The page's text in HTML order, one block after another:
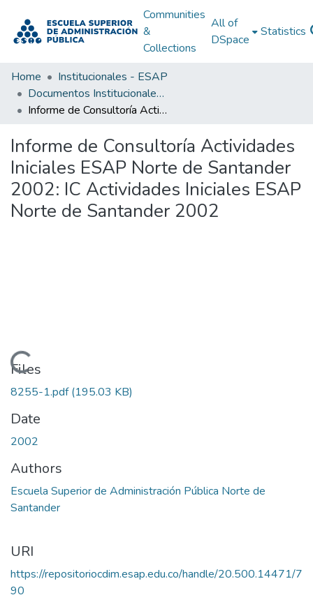
Communities
&
Collections
All of
DSpace
Statistics
Home
Institucionales - ESAP
Documentos Institucionales - ESAP
Informe de Consultoría Actividades Iniciales ESAP Norte de Santander 2002: IC Actividades Iniciales ESAP Norte de Santander 2002
Informe de Consultoría Actividades
Iniciales ESAP Norte de Santander
2002: IC Actividades Iniciales ESAP
Norte de Santander 2002
Loading...
Files
8255-1.pdf(195.03 KB)
Date
2002
Authors
Escuela Superior de Administración Pública Norte de
Santander
URI
https://repositoriocdim.esap.edu.co/handle/20.500.14471/7
90